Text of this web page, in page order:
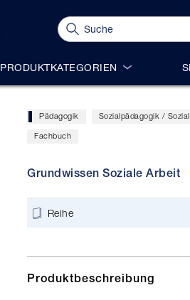
PRODUKTKATEGORIEN
Pädagogik Sozialpädagogik /
Fachbuch
Grundwissen Soziale Arbeit
Reihe
Produktbeschreibung